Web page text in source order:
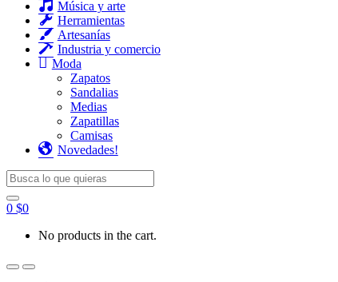
Música y arte
Herramientas
Artesanías
Industria y comercio
Moda
Zapatos
Sandalias
Medias
Zapatillas
Camisas
Novedades!
Search for:
0 $0
No products in the cart.